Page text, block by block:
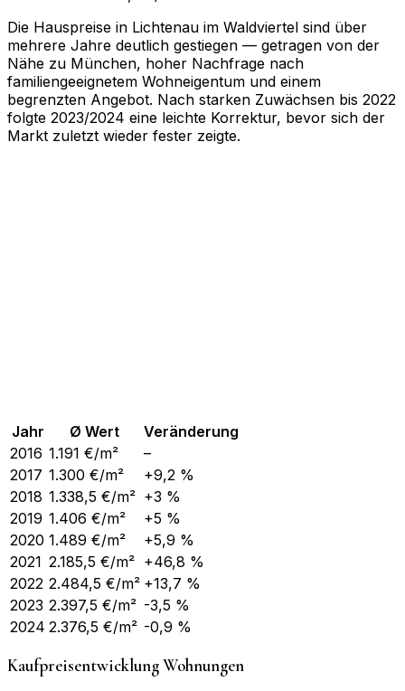
Die Hauspreise in Lichtenau im Waldviertel sind über
mehrere Jahre deutlich gestiegen — getragen von der
Nähe zu München, hoher Nachfrage nach
familiengeeignetem Wohneigentum und einem
begrenzten Angebot. Nach starken Zuwächsen bis 2022
folgte 2023/2024 eine leichte Korrektur, bevor sich der
Markt zuletzt wieder fester zeigte.
Jahr Ø Wert
Veränderung
2016 1.191 €/m²
–
2017 1.300 €/m²
+9,2 %
2018 1.338,5 €/m² +3 %
2019 1.406 €/m²
+5 %
2020 1.489 €/m²
+5,9 %
2021 2.185,5 €/m² +46,8 %
2022 2.484,5 €/m² +13,7 %
2023 2.397,5 €/m² -3,5 %
2024 2.376,5 €/m² -0,9 %
Kaufpreisentwicklung Wohnungen